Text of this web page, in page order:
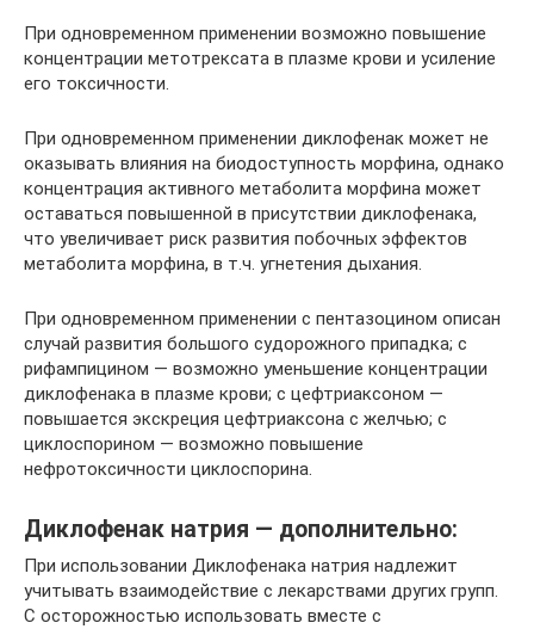
При одновременном применении возможно повышение
концентрации метотрексата в плазме крови и усиление
его токсичности.
При одновременном применении диклофенак может не
оказывать влияния на биодоступность морфина, однако
концентрация активного метаболита морфина может
оставаться повышенной в присутствии диклофенака,
что увеличивает риск развития побочных эффектов
метаболита морфина, в т.ч. угнетения дыхания.
При одновременном применении с пентазоцином описан
случай развития большого судорожного припадка; с
рифампицином — возможно уменьшение концентрации
диклофенака в плазме крови; с цефтриаксоном —
повышается экскреция цефтриаксона с желчью; с
циклоспорином — возможно повышение
нефротоксичности циклоспорина.
Диклофенак натрия — дополнительно:
При использовании Диклофенака натрия надлежит
учитывать взаимодействие с лекарствами других групп.
С осторожностью использовать вместе с